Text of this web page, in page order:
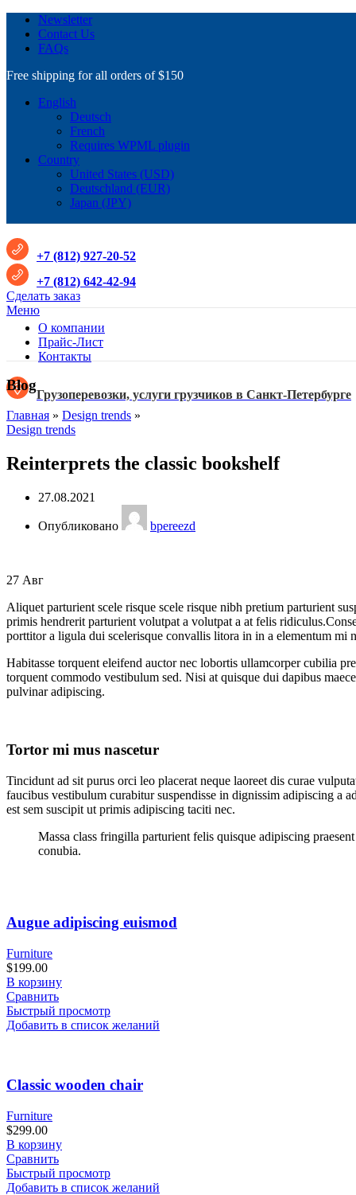
Newsletter
Contact Us
FAQs
Free shipping for all orders of $150
English
Deutsch
French
Requires WPML plugin
Country
United States (USD)
Deutschland (EUR)
Japan (JPY)
+7 (812) 927-20-52
+7 (812) 642-42-94
Сделать заказ
Меню
О компании
Прайс-Лист
Контакты
Грузоперевозки, услуги грузчиков в Санкт-Петербурге
Blog
Главная » Design trends »
Design trends
Reinterprets the classic bookshelf
27.08.2021
Опубликовано bpereezd
27 Авг
Aliquet parturient scele risque scele risque nibh pretium parturient
primis hendrerit parturient volutpat a volutpat a at felis ridiculus.
porttitor a ligula dui scelerisque convallis litora in in a elementum mi
Habitasse torquent eleifend auctor nec lobortis ullamcorper cubilia
torquent commodo vestibulum sed. Nisi at quisque dui dapibus
pulvinar adipiscing.
Tortor mi mus nascetur
Tincidunt ad sit purus orci leo placerat neque laoreet dis curae
faucibus vestibulum curabitur suspendisse in dignissim adipiscing a
est sem suscipit ut primis adipiscing taciti nec.
Massa class fringilla parturient felis quisque adipiscing
conubia.
Augue adipiscing euismod
Furniture
$199.00
В корзину
Сравнить
Быстрый просмотр
Добавить в список желаний
Classic wooden chair
Furniture
$299.00
В корзину
Сравнить
Быстрый просмотр
Добавить в список желаний